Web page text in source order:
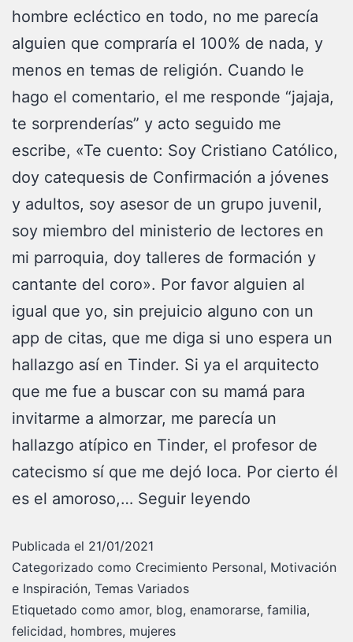
hombre ecléctico en todo, no me parecía
alguien que compraría el 100% de nada, y
menos en temas de religión. Cuando le
hago el comentario, el me responde “jajaja,
te sorprenderías” y acto seguido me
escribe, «Te cuento: Soy Cristiano Católico,
doy catequesis de Confirmación a jóvenes
y adultos, soy asesor de un grupo juvenil,
soy miembro del ministerio de lectores en
mi parroquia, doy talleres de formación y
cantante del coro». Por favor alguien al
igual que yo, sin prejuicio alguno con un
app de citas, que me diga si uno espera un
hallazgo así en Tinder. Si ya el arquitecto
que me fue a buscar con su mamá para
invitarme a almorzar, me parecía un
hallazgo atípico en Tinder, el profesor de
catecismo sí que me dejó loca. Por cierto él
es el amoroso,… Seguir leyendo
Publicada el 21/01/2021
Categorizado como Crecimiento Personal, Motivación
e Inspiración, Temas Variados
Etiquetado como amor, blog, enamorarse, familia,
felicidad, hombres, mujeres